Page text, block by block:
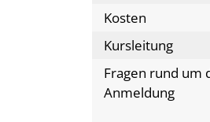
Kosten
Kursleitung
Fragen rund um
Anmeldung